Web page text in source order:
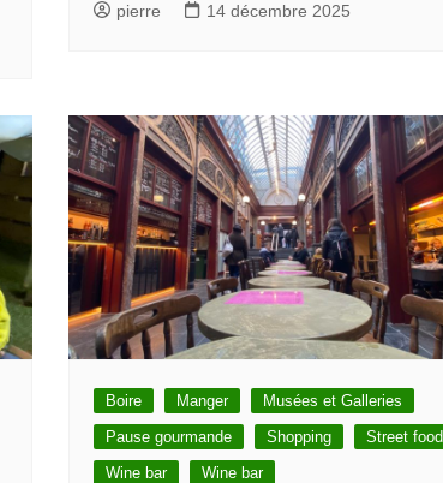
pierre 14 décembre 2025
Boire Manger
Musées et Galleries
Pause gourmande
Shopping
Street food
Wine bar
Wine bar